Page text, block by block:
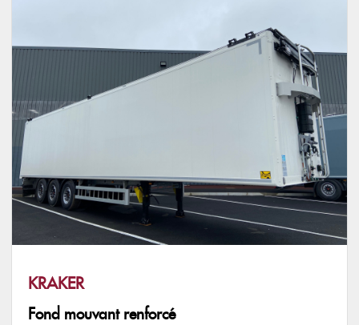
KRAKER
Fond mouvant renforcé